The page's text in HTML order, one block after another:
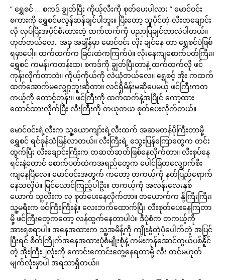
” ရွှေစင် … စကဒ် ချွတ်ပြီး ကိုယ့်လီးကို စုတ်ပေးပါလား ” မောင်ဝင်း
စကားကို ရွှေစင်မလွန်ဆန်ချင်ပါဘူး။ ပြီးတော့ သူပိုင်တဲ့ လီးတချောင်း
လို လုပ်ပြီးအပိုင်စီးထားတဲ့ ထက်ထက်ကို ပညာပြချင်တာလဲပါတယ်။
ဟုတ်တယ်လေ.. အခု အချိန်မှာ မောင်ဝင်း လိုး ချင်နေ တာ ရွှေစင်ပဲဖြစ်
ရမှာပေါ့။ ထက်ထက်က ခြင်းထဲကကြက်ပဲ။ လိုးနေကျစောက်ပတ်ကြီး။
ရွှေစင် ကမန်းကတန်းထ၊ စကဒ်ကို ချွတ်ပြီးတာနဲ့ ထက်ထက်လို ဖင်
ကုန်းလိုက်တာဘဲ။ ကိုယ့်ကိုယ်ကို လဲယုံတယ်လေ။ ရွှေစင့် အိုး ကထက်
ထက်အောက်မလျှော့ဘူးဆိုတာ။ လင်ရှိမိန်းမဆိုပေမယ့် ဖင်ကြီးကတ
ကယ့်ကို တောင့်တုန်း။ ဖင်ကြီးကို ထက်ထက်နဲ့အပြိုင် ကော့ထား
ထောင်ထားလိုက်ပြီး လီးကြီးကို တယုတယ စုတ်ပေးလိုက်တယ်။
မောင်ဝင်းရဲ့လီးက သူ့ယောကျာ်းရဲ့လီးထက် အဆမတန်ပိုကြီးတာမို့
ရွှေစင် ရင်ခုန်သံမြန်လာတယ်။ လီးကြီးရဲ့ သွေးပြန်ကြောတွေက တင်း
ထွက်ပြီး လီးချောင်းကြီးက တဆတ်ဆတ်ဖြစ်နေလိုက်တာ။ လီးစုပ်နေ
ရင်းနဲ့တောင် စောက်ပတ်ထဲကအရည်တွေက ပေါင်ခြံတလျှောက်စီး
ကျနေပြီလေ။ မောင်ဝင်းအတွက် ကတော့ တကယ့်ကို နတ်ပြည်ရောက်
နေသလိုပဲ။ မြင်ယောင်ကြည့်ပါဦး။ တကယ့်ကို အလန်းလေးနှစ်
ယောက် သူ့လီးက လု စုတ်ပေးနေလိုက်တာ။ တယောက်က နို့ကြီးကြီး၊
သူ့မရီးက ဖင်ကြီးကြီးနဲ့။ လေးဘက်ထောက်ပြီး လီးစုတ်ပေးနေကြတာ
မို့ ဖင်ကြီးတွေကတော့ လန်ထွက်နေတာပါပဲ။ ဒီပုံစံက တကယ့်ကို
အားရစရာပါ။ အနေအထားက သူ့အမိန့်ကို ကျိုးနွံတဲ့ပုံပေါက်တဲ့ အပြင်
ပြီးရင် စိတ်ကြိုက်အနေအထားပုံစံမျိုးစုံနဲ့ ကမ်းကုန်အောင်တွယ်ပစ်နိူင်
တဲ့ အိုးကြီး၂လုံးကို ကောင်းကောင်းတွေ့နေရတာမို့ လီး တင်မဟုတ်
မျက်လုံးမှာပါ အရသာရှိတယ်။